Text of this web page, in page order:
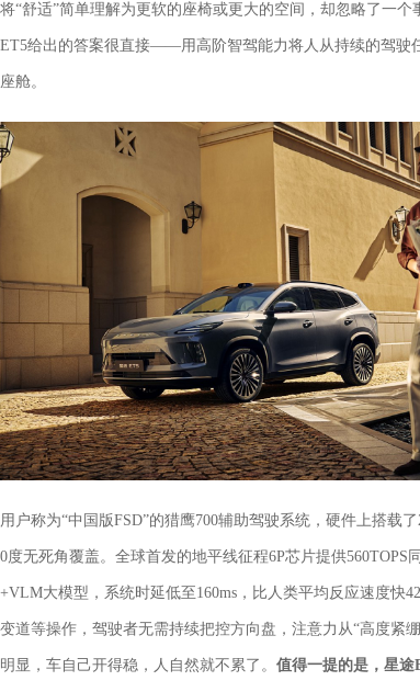
“舒适”简单理解为更软的座椅或更大的空间，却忽略了一
给出的答案很直接——用高阶智驾能力将人从持续的驾驶
舱。
户称为“中国版FSD”的猎鹰700辅助驾驶系统，硬件上搭载
度无死角覆盖。全球首发的地平线征程6P芯片提供
大模型，系统时延低至160ms，比人类平均反应速度快
道等操作，驾驶者无需持续把控方向盘，注意力从“高度紧
显，车自己开得稳，人自然就不累了。 值得一提的是，星途